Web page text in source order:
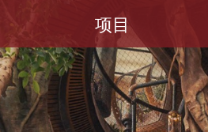
项目